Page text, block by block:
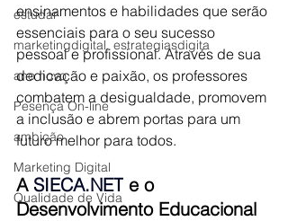
estudar
marketingdigital, estrategiasdigita
ano novo
Pesença On-line
ambição
Marketing Digital
Qualidade de Vida
ensinamentos e habilidades que serão
essenciais para o seu sucesso
pessoal e profissional. Através de sua
dedicação e paixão, os professores
combatem a desigualdade, promovem
a inclusão e abrem portas para um
futuro melhor para todos.
A SIECA.NET e o
Desenvolvimento Educacional